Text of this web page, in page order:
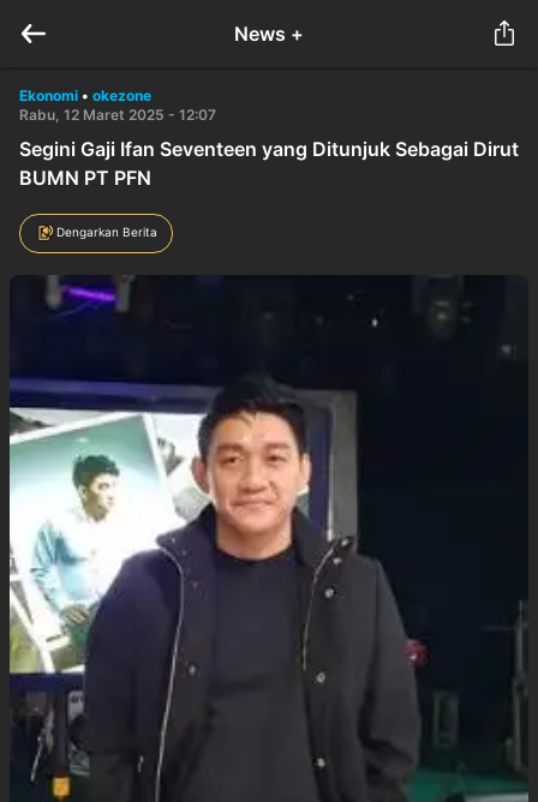
News +
Ekonomi • okezone
Rabu, 12 Maret 2025 - 12:07
Segini Gaji Ifan Seventeen yang Ditunjuk Sebagai Dirut
BUMN PT PFN
Dengarkan Berita